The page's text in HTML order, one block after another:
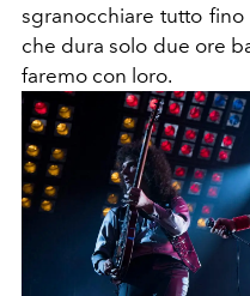
sgranocchiare tutto
che dura solo due ore
faremo con loro.